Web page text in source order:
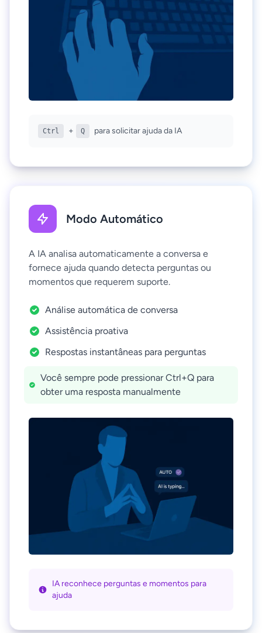
Ctrl + Q para solicitar ajuda da IA
Modo Automático
A IA analisa automaticamente a conversa e
fornece ajuda quando detecta perguntas ou
momentos que requerem suporte.
Análise automática de conversa
Assistência proativa
Respostas instantâneas para perguntas
Você sempre pode pressionar Ctrl+Q para
obter uma resposta manualmente
IA reconhece perguntas e momentos para
ajuda